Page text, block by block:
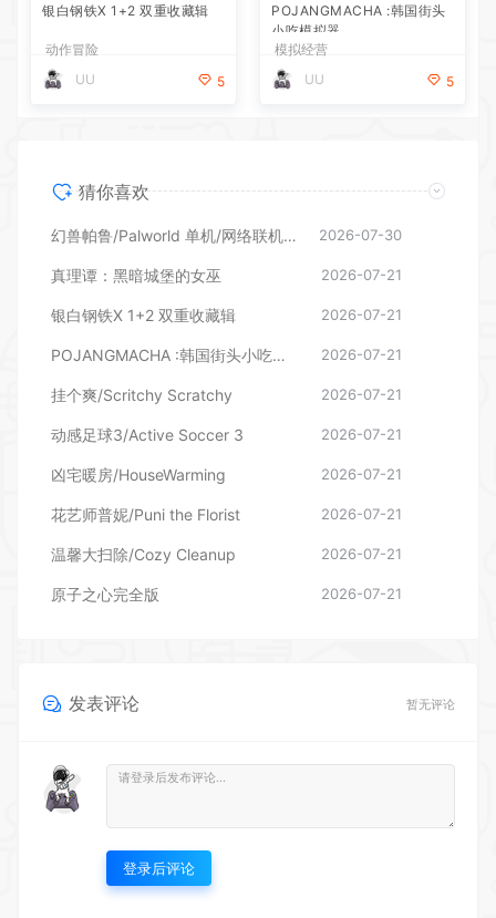
银白钢铁X 1+2 双重收藏辑
动作冒险
UU
5
POJANGMACHA :韩国街头
小吃模拟器
模拟经营
UU
5
猜你喜欢
幻兽帕鲁/Palworld 单机/网络联机 （更新v1.0.1.10619） 2026-07-30
真理谭：黑暗城堡的女巫 2026-07-21
银白钢铁X 1+2 双重收藏辑 2026-07-21
POJANGMACHA :韩国街头小吃模拟器 2026-07-21
挂个爽/Scritchy Scratchy 2026-07-21
动感足球3/Active Soccer 3 2026-07-21
凶宅暖房/HouseWarming 2026-07-21
花艺师普妮/Puni the Florist 2026-07-21
温馨大扫除/Cozy Cleanup 2026-07-21
原子之心完全版 2026-07-21
发表评论 暂无评论
登录后评论